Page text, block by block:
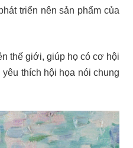
triển nên sản phẩm của
thế giới, giúp họ có cơ hội
thích hội họa nói chung